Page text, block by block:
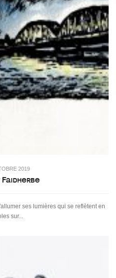
2019
Faidherbe
ses lumières qui se reflètent en
sur...